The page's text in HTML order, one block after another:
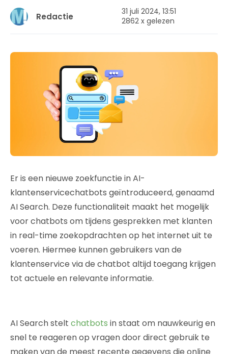
Redactie
31 juli 2024, 13:51
2862 x gelezen
Er is een nieuwe zoekfunctie in AI-
klantenservicechatbots geïntroduceerd, genaamd
AI Search. Deze functionaliteit maakt het mogelijk
voor chatbots om tijdens gesprekken met klanten
in real-time zoekopdrachten op het internet uit te
voeren. Hiermee kunnen gebruikers van de
klantenservice via de chatbot altijd toegang krijgen
tot actuele en relevante informatie.
AI Search stelt chatbots in staat om nauwkeurig en
snel te reageren op vragen door direct gebruik te